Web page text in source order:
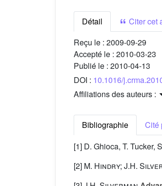
Détail
Citer cet
Reçu le : 2009-09-29
Accepté le : 2010-03-23
Publié le : 2010-04-13
DOI : 10.1016/
Affiliations des auteurs :
Bibliographie
Cité
[1] D. Ghioca, T. Tucker,
[2] M. Hindry; J.H.